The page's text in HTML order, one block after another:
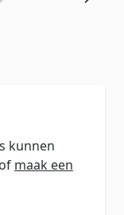
kunnen
of maak een